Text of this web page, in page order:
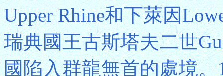
Upper Rhine和下萊因
瑞典國王古斯塔夫二世
國陷入群龍無首的處境